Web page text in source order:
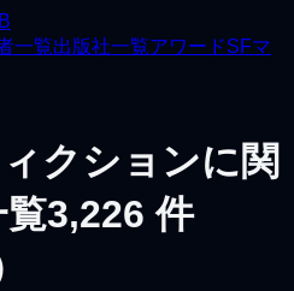
一覧出版社一覧アワードSFマ
クションに関
3,226 件